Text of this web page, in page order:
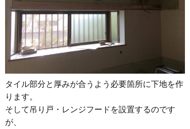
タイル部分と厚みが合うよう必要箇所に下地を作
ります。
そして吊り戸・レンジフードを設置するのです
が、